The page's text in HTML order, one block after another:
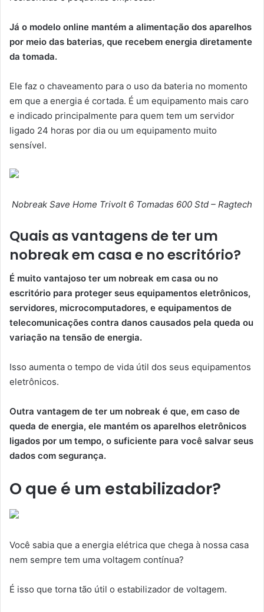
Já o modelo online mantém a alimentação dos aparelhos
por meio das baterias, que recebem energia diretamente
da tomada.
Ele faz o chaveamento para o uso da bateria no momento
em que a energia é cortada. É um equipamento mais caro
e indicado principalmente para quem tem um servidor
ligado 24 horas por dia ou um equipamento muito
sensível.
Nobreak Save Home Trivolt 6 Tomadas 600 Std – Ragtech
Quais as vantagens de ter um
nobreak em casa e no escritório?
É muito vantajoso ter um nobreak em casa ou no
escritório para proteger seus equipamentos eletrônicos,
servidores, microcomputadores, e equipamentos de
telecomunicações contra danos causados pela queda ou
variação na tensão de energia.
Isso aumenta o tempo de vida útil dos seus equipamentos
eletrônicos.
Outra vantagem de ter um nobreak é que, em caso de
queda de energia, ele mantém os aparelhos eletrônicos
ligados por um tempo, o suficiente para você salvar seus
dados com segurança.
O que é um estabilizador?
Você sabia que a energia elétrica que chega à nossa casa
nem sempre tem uma voltagem contínua?
É isso que torna tão útil o estabilizador de voltagem.